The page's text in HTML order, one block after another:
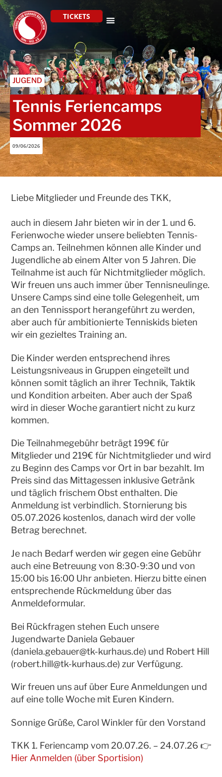
TICKETS
JUGEND
Tennis Feriencamps
Sommer 2026
09/06/2026
Liebe Mitglieder und Freunde des TKK,
auch in diesem Jahr bieten wir in der 1. und 6.
Ferienwoche wieder unsere beliebten Tennis-
Camps an. Teilnehmen können alle Kinder und
Jugendliche ab einem Alter von 5 Jahren. Die
Teilnahme ist auch für Nichtmitglieder möglich.
Wir freuen uns auch immer über Tennisneulinge.
Unsere Camps sind eine tolle Gelegenheit, um
an den Tennissport herangeführt zu werden,
aber auch für ambitionierte Tenniskids bieten
wir ein gezieltes Training an.
Die Kinder werden entsprechend ihres
Leistungsniveaus in Gruppen eingeteilt und
können somit täglich an ihrer Technik, Taktik
und Kondition arbeiten. Aber auch der Spaß
wird in dieser Woche garantiert nicht zu kurz
kommen.
Die Teilnahmegebühr beträgt 199€ für
Mitglieder und 219€ für Nichtmitglieder und wird
zu Beginn des Camps vor Ort in bar bezahlt. Im
Preis sind das Mittagessen inklusive Getränk
und täglich frischem Obst enthalten. Die
Anmeldung ist verbindlich. Stornierung bis
05.07.2026 kostenlos, danach wird der volle
Betrag berechnet.
Je nach Bedarf werden wir gegen eine Gebühr
auch eine Betreuung von 8:30-9:30 und von
15:00 bis 16:00 Uhr anbieten. Hierzu bitte einen
entsprechende Rückmeldung über das
Anmeldeformular.
Bei Rückfragen stehen Euch unsere
Jugendwarte Daniela Gebauer
(daniela.gebauer@tk-kurhaus.de) und Robert Hill
(robert.hill@tk-kurhaus.de) zur Verfügung.
Wir freuen uns auf über Eure Anmeldungen und
auf eine tolle Woche mit Euren Kindern.
Sonnige Grüße, Carol Winkler für den Vorstand
TKK 1. Feriencamp vom 20.07.26. – 24.07.26 👉
Hier Anmelden (über Sportision)